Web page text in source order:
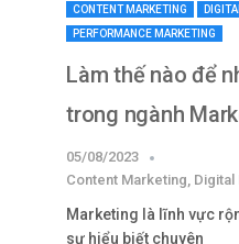
CONTENT MARKETING
PERFORMANCE MARKETING
Làm thế nào để
trong ngành
05/08/2023
Content Marketing, Digital
Marketing là lĩnh vực
sự hiểu biết chuyên